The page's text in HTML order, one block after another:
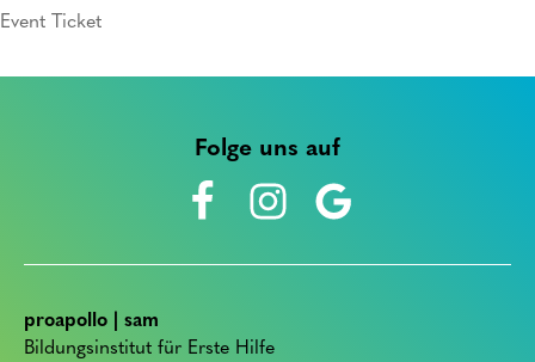
Event Ticket
Folge uns auf
proapollo | sam
Bildungsinstitut für Erste Hilfe